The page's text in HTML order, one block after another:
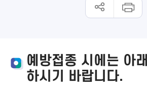
예방접종 시에는 아
하시기 바랍니다.